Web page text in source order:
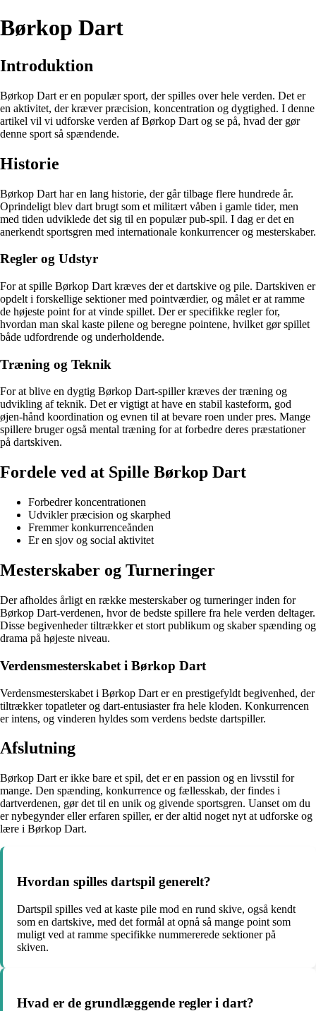
Børkop Dart
Introduktion
Børkop Dart er en populær sport, der spilles over hele verden. Det er
en aktivitet, der kræver præcision, koncentration og dygtighed. I denne
artikel vil vi udforske verden af Børkop Dart og se på, hvad der gør
denne sport så spændende.
Historie
Børkop Dart har en lang historie, der går tilbage flere hundrede år.
Oprindeligt blev dart brugt som et militært våben i gamle tider, men
med tiden udviklede det sig til en populær pub-spil. I dag er det en
anerkendt sportsgren med internationale konkurrencer og mesterskaber.
Regler og Udstyr
For at spille Børkop Dart kræves der et dartskive og pile. Dartskiven er
opdelt i forskellige sektioner med pointværdier, og målet er at ramme
de højeste point for at vinde spillet. Der er specifikke regler for,
hvordan man skal kaste pilene og beregne pointene, hvilket gør spillet
både udfordrende og underholdende.
Træning og Teknik
For at blive en dygtig Børkop Dart-spiller kræves der træning og
udvikling af teknik. Det er vigtigt at have en stabil kasteform, god
øjen-hånd koordination og evnen til at bevare roen under pres. Mange
spillere bruger også mental træning for at forbedre deres præstationer
på dartskiven.
Fordele ved at Spille Børkop Dart
Forbedrer koncentrationen
Udvikler præcision og skarphed
Fremmer konkurrenceånden
Er en sjov og social aktivitet
Mesterskaber og Turneringer
Der afholdes årligt en række mesterskaber og turneringer inden for
Børkop Dart-verdenen, hvor de bedste spillere fra hele verden deltager.
Disse begivenheder tiltrækker et stort publikum og skaber spænding og
drama på højeste niveau.
Verdensmesterskabet i Børkop Dart
Verdensmesterskabet i Børkop Dart er en prestigefyldt begivenhed, der
tiltrækker topatleter og dart-entusiaster fra hele kloden. Konkurrencen
er intens, og vinderen hyldes som verdens bedste dartspiller.
Afslutning
Børkop Dart er ikke bare et spil, det er en passion og en livsstil for
mange. Den spænding, konkurrence og fællesskab, der findes i
dartverdenen, gør det til en unik og givende sportsgren. Uanset om du
er nybegynder eller erfaren spiller, er der altid noget nyt at udforske og
lære i Børkop Dart.
Hvordan spilles dartspil generelt?
Dartspil spilles ved at kaste pile mod en rund skive, også kendt
som en dartskive, med det formål at opnå så mange point som
muligt ved at ramme specifikke nummererede sektioner på
skiven.
Hvad er de grundlæggende regler i dart?